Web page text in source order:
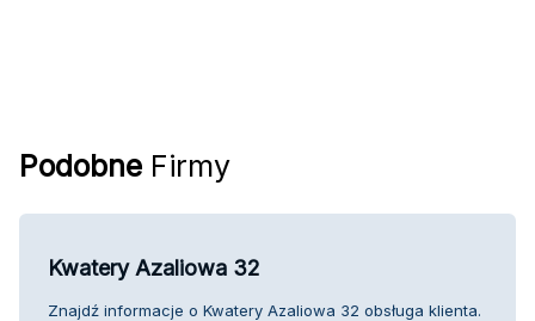
Podobne Firmy
Kwatery Azaliowa 32
Znajdź informacje o Kwatery Azaliowa 32 obsługa klienta.